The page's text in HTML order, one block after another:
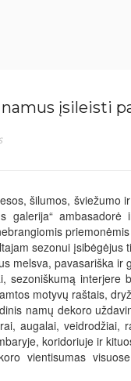
įsileisti
šilumos,
galerija“
sezonui
melsva, pavasariška ir
sezoniškumą
motyvų raštais,
namų dekoro
augalai,
koridoriuje ir
vientisumas